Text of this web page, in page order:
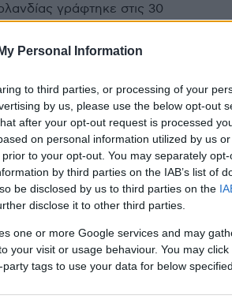
Personal Information
to third parties, or processing of your
by us, please use the below opt-out
after your opt-out request is processed
on personal information utilized by us
to your opt-out. You may separately
by third parties on the IAB’s list of
be disclosed by us to third parties on the
disclose it to other third parties.
one or more Google services and may
your visit or usage behaviour. You may
tags to use your data for below
γράφτηκε στις 30
έβγαλαν 15.000 κόσμο στους
των θυμάτων για δικαίωση
η δίκη
κατηγορείται
διαδηλωτών στο
καταθέσεις
οι καταθέσεις των
να υποβληθούν ως αποδεικτικά
ο «Στρατιώτης Φ.» πυροβόλησε